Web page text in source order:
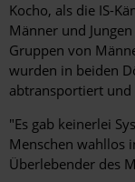
Kocho, als die IS-
Männer und
Gruppen von
wurden in beiden
abtransportiert und
"Es gab keinerlei
Menschen wahllos
Überlebender des